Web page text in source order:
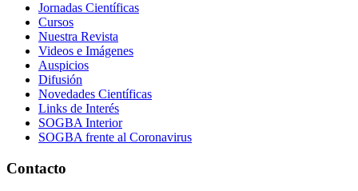
Jornadas Científicas
Cursos
Nuestra Revista
Videos e Imágenes
Auspicios
Difusión
Novedades Científicas
Links de Interés
SOGBA Interior
SOGBA frente al Coronavirus
Contacto